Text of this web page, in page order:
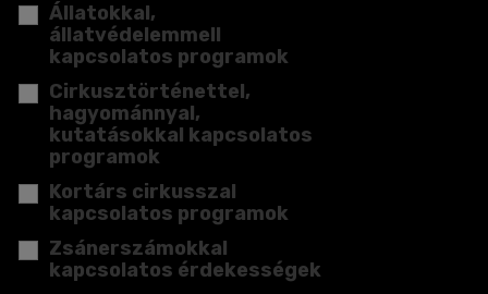
Állatokkal,
állatvédelemmell
kapcsolatos programok
Cirkusztörténettel,
hagyománnyal,
kutatásokkal kapcsolatos
programok
Kortárs cirkusszal
kapcsolatos programok
Zsánerszámokkal
kapcsolatos érdekességek